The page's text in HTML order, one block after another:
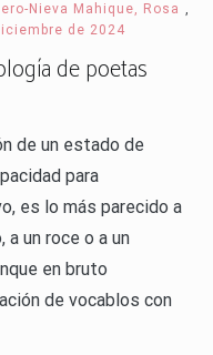
Nieva Mahique, Rosa ,
de 2024
de poetas
de un estado de
para
es lo más parecido a
a un roce o a un
en bruto
de vocablos con